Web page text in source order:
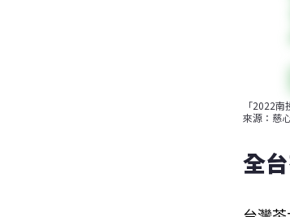
「2022
來源：慈
全